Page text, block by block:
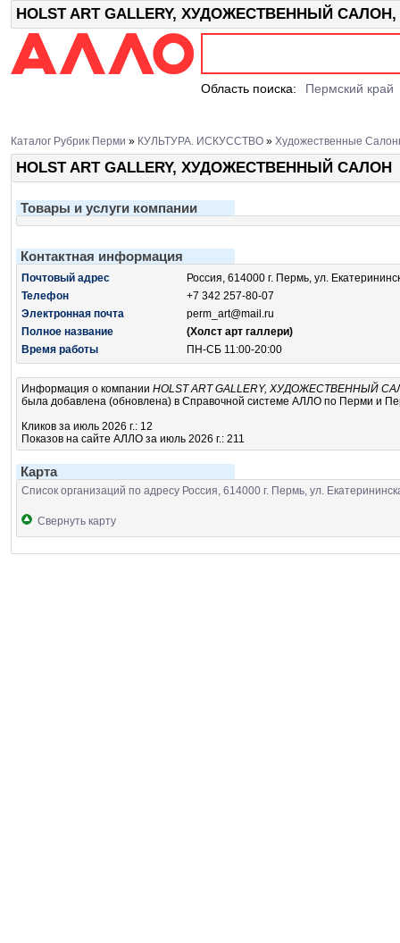
HOLST ART GALLERY, ХУДОЖЕСТВЕННЫЙ САЛОН,
Область поиска: Пермский край
Каталог Рубрик Перми » КУЛЬТУРА. ИСКУССТВО » Художественные
HOLST ART GALLERY, ХУДОЖЕСТВЕННЫЙ САЛОН
Товары и услуги компании
Контактная информация
Почтовый адрес
Россия, 614000 г. Пермь, ул.
Телефон
+7 342 257-80-07
Электронная почта
perm_art@mail.ru
Полное название
(Холст арт галлери)
Время работы
ПН-СБ 11:00-20:00
Информация о компании HOLST ART GALLERY, ХУДОЖЕСТВЕННЫЙ
была добавлена (обновлена) в Справочной системе АЛЛО по Перми и
Кликов за июль 2026 г.: 12
Показов на сайте АЛЛО за июль 2026 г.: 211
Карта
Список организаций по адресу Россия, 614000 г. Пермь, ул.
Свернуть карту